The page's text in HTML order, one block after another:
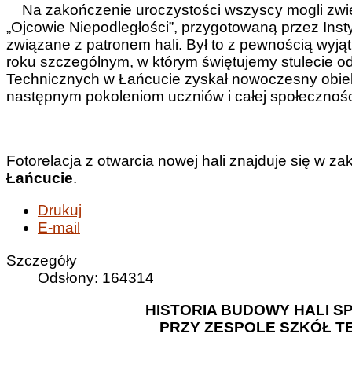
Na zakończenie uroczystości wszyscy mogli
„Ojcowie Niepodległości”, przygotowaną przez
związane z patronem hali. Był to z pewnością
roku szczególnym, w którym świętujemy stulecie
Technicznych w Łańcucie zyskał nowoczesny
następnym pokoleniom uczniów i całej
Fotorelacja z otwarcia nowej hali znajduje się w
Łańcucie.
Drukuj
E-mail
Szczegóły
Odsłony: 164314
HISTORIA BUDOWY HALI
PRZY ZESPOLE SZKÓŁ